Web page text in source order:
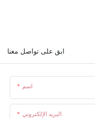
ابق على تواصل معنا
اسم
البريد الإلكتروني